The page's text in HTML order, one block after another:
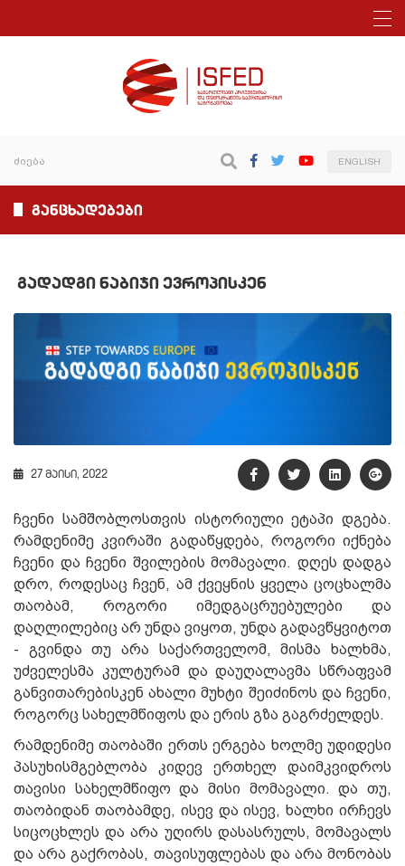
ENGLISH
განცხადებები
გადადგი ნაბიჯი ევროპისკენ
27 მაისი, 2022
ჩვენი სამშობლოსთვის ისტორიული ეტაპი დგება.
რამდენიმე კვირაში გადაწყდება, როგორი იქნება
ჩვენი და ჩვენი შვილების მომავალი. დღეს დადგა
დრო, როდესაც ჩვენ, ამ ქვეყნის ყველა ცოცხალმა
თაობამ, როგორი იმედგაცრუებულები და
დაღლილებიც არ უნდა ვიყოთ, უნდა გადავწყვიტოთ
- გვინდა თუ არა საქართველომ, მისმა ხალხმა,
უძველესმა კულტურამ და დაუღალავმა სწრაფვამ
განვითარებისკენ ახალი მუხტი შეიძინოს და ჩვენი,
როგორც სახელმწიფოს და ერის გზა გაგრძელდეს.
რამდენიმე თაობაში ერთს ერგება ხოლმე უდიდესი
პასუხისმგებლობა კიდევ ერთხელ დაიმკვიდროს
თავისი სახელმწიფო და მისი მომავალი. და თუ,
თაობიდან თაობამდე, ისევ და ისევ, ხალხი ირჩევს
სიცოცხლეს და არა უღირს დასასრულს, მომავალს
და არა გაქრობას, თავისუფლებას და არა მონობას